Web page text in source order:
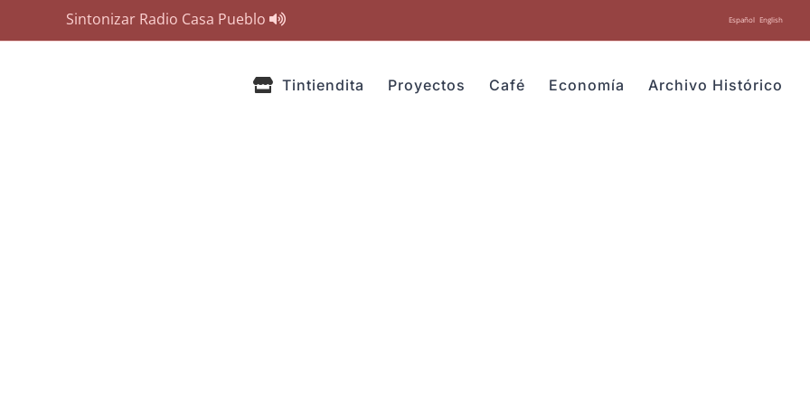
Sintonizar Radio Casa Pueblo Español English
Tintiendita Proyectos Café Economía Archivo Histórico